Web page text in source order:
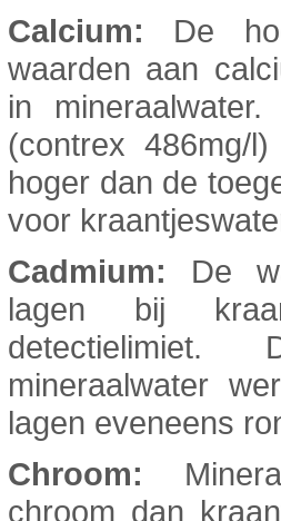
Calcium: De
waarden aan
in mineraalwater.
(contrex 486mg/
hoger dan de
voor
Cadmium: De
lagen bij
mineraalwater
lagen eveneens
Chroom:
chroom dan